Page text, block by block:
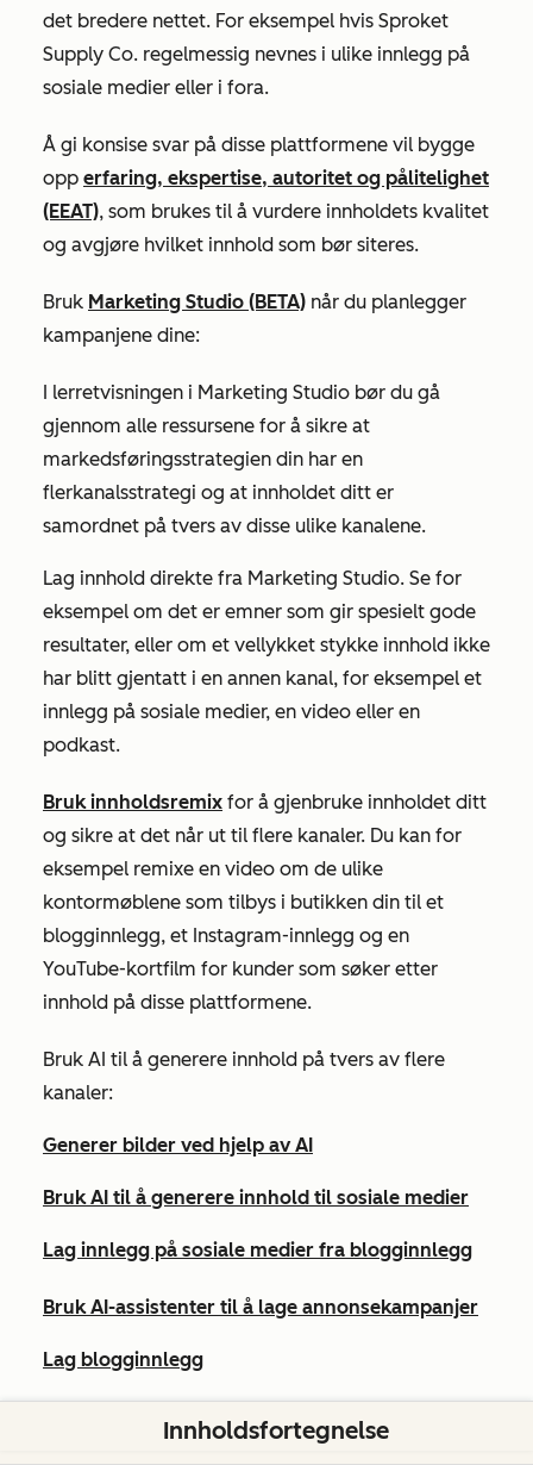
det bredere nettet. For eksempel hvis Sproket
Supply Co. regelmessig nevnes i ulike innlegg på
sosiale medier eller i fora.
Å gi konsise svar på disse plattformene vil bygge
opp erfaring, ekspertise, autoritet og pålitelighet
(EEAT), som brukes til å vurdere innholdets kvalitet
og avgjøre hvilket innhold som bør siteres.
Bruk Marketing Studio (BETA) når du planlegger
kampanjene dine:
I lerretvisningen i Marketing Studio bør du gå
gjennom alle ressursene for å sikre at
markedsføringsstrategien din har en
flerkanalsstrategi og at innholdet ditt er
samordnet på tvers av disse ulike kanalene.
Lag innhold direkte fra Marketing Studio. Se for
eksempel om det er emner som gir spesielt gode
resultater, eller om et vellykket stykke innhold ikke
har blitt gjentatt i en annen kanal, for eksempel et
innlegg på sosiale medier, en video eller en
podkast.
Bruk innholdsremix for å gjenbruke innholdet ditt
og sikre at det når ut til flere kanaler. Du kan for
eksempel remixe en video om de ulike
kontormøblene som tilbys i butikken din til et
blogginnlegg, et Instagram-innlegg og en
YouTube-kortfilm for kunder som søker etter
innhold på disse plattformene.
Bruk AI til å generere innhold på tvers av flere
kanaler:
Generer bilder ved hjelp av AI
Bruk AI til å generere innhold til sosiale medier
Lag innlegg på sosiale medier fra blogginnlegg
Bruk AI-assistenter til å lage annonsekampanjer
Lag blogginnlegg
Generer markedsførings-e-poster med AI-e-
Innholdsfortegnelse